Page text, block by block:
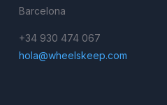
Barcelona
+34 930 474 067
hola@wheelskeep.com